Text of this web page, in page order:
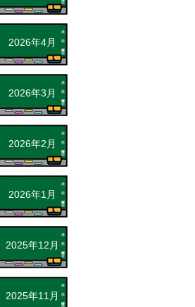
2025年11月
2025年12月
2026年1月
2026年2月
2026年3月
2026年4月